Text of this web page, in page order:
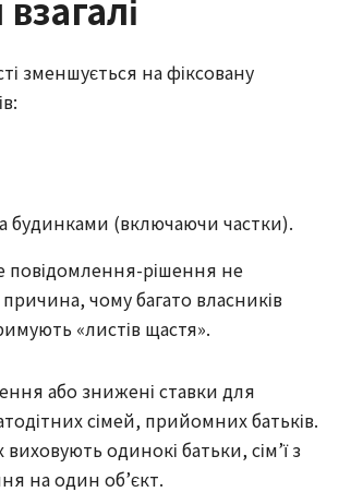
зменшується на фіксовану
будинками (включаючи частки).
повідомлення-рішення не
чому багато власників
«листів щастя».
або знижені ставки для
сімей, прийомних батьків.
одинокі батьки, сім’ї з
на один об’єкт.